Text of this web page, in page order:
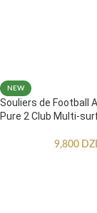
NEW
Souliers de Football
Pure 2 Club Multi-
9,800